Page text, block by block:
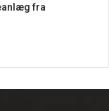
fra